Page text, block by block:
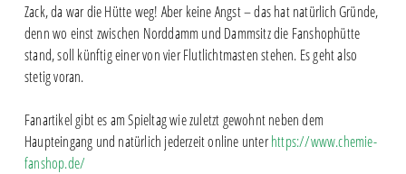
Zack, da war die Hütte weg! Aber keine Angst – das hat natürlich Gründe,
denn wo einst zwischen Norddamm und Dammsitz die Fanshophütte
stand, soll künftig einer von vier Flutlichtmasten stehen. Es geht also
stetig voran.
Fanartikel gibt es am Spieltag wie zuletzt gewohnt neben dem
Haupteingang und natürlich jederzeit online unterhttps://www.chemie-
fanshop.de/